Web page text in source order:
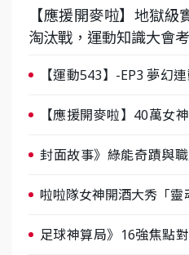
【應援開麥啦】地獄
淘汰戰，運動知識大會
【運動543】-EP3 夢幻
【應援開麥啦】40萬女
封面故事》綠能奇蹟與
啦啦隊女神開酒大秀「靈
足球神算局》16強焦點